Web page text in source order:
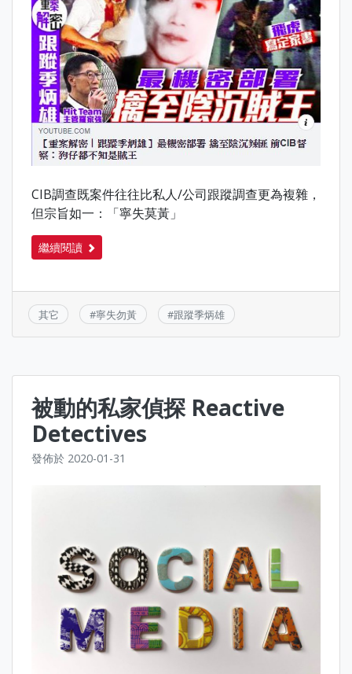
CIB調查既案件往往比私人/公司跟蹤調查更為複雜，
但宗旨如一：「寧失莫黃」
繼續閱讀
其它 #寧失勿黃 #跟蹤季炳雄
被動的私家偵探 Reactive
Detectives
發佈於 2020-01-31